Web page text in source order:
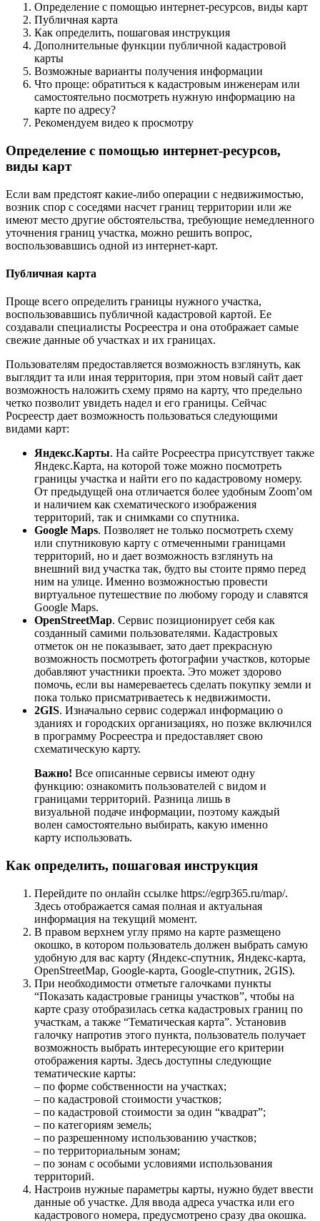
Определение с помощью интернет-ресурсов, виды карт
Публичная карта
Как определить, пошаговая инструкция
Дополнительные функции публичной кадастровой
карты
Возможные варианты получения информации
Что проще: обратиться к кадастровым инженерам или
самостоятельно посмотреть нужную информацию на
карте по адресу?
Рекомендуем видео к просмотру
Определение с помощью интернет-ресурсов,
виды карт
Если вам предстоят какие-либо операции с недвижимостью,
возник спор с соседями насчет границ территории или же
имеют место другие обстоятельства, требующие немедленного
уточнения границ участка, можно решить вопрос,
воспользовавшись одной из интернет-карт.
Публичная карта
Проще всего определить границы нужного участка,
воспользовавшись публичной кадастровой картой. Ее
создавали специалисты Росреестра и она отображает самые
свежие данные об участках и их границах.
Пользователям предоставляется возможность взглянуть, как
выглядит та или иная территория, при этом новый сайт дает
возможность наложить схему прямо на карту, что предельно
четко позволит увидеть надел и его границы. Сейчас
Росреестр дает возможность пользоваться следующими
видами карт:
Яндекс.Карты. На сайте Росреестра присутствует также
Яндекс.Карта, на которой тоже можно посмотреть
границы участка и найти его по кадастровому номеру.
От предыдущей она отличается более удобным Zoom’ом
и наличием как схематического изображения
территорий, так и снимками со спутника.
Google Maps. Позволяет не только посмотреть схему
или спутниковую карту с отмеченными границами
территорий, но и дает возможность взглянуть на
внешний вид участка так, будто вы стоите прямо перед
ним на улице. Именно возможностью провести
виртуальное путешествие по любому городу и славятся
Google Maps.
OpenStreetMap. Сервис позиционирует себя как
созданный самими пользователями. Кадастровых
отметок он не показывает, зато дает прекрасную
возможность посмотреть фотографии участков, которые
добавляют участники проекта. Это может здорово
помочь, если вы намереваетесь сделать покупку земли и
пока только присматриваетесь к недвижимости.
2GIS. Изначально сервис содержал информацию о
зданиях и городских организациях, но позже включился
в программу Росреестра и предоставляет свою
схематическую карту.
Важно! Все описанные сервисы имеют одну
функцию: ознакомить пользователей с видом и
границами территорий. Разница лишь в
визуальной подаче информации, поэтому каждый
волен самостоятельно выбирать, какую именно
карту использовать.
Как определить, пошаговая инструкция
Перейдите по онлайн ссылке https://egrp365.ru/map/.
Здесь отображается самая полная и актуальная
информация на текущий момент.
В правом верхнем углу прямо на карте размещено
окошко, в котором пользователь должен выбрать самую
удобную для вас карту (Яндекс-спутник, Яндекс-карта,
OpenStreetMap, Google-карта, Google-спутник, 2GIS).
При необходимости отметьте галочками пункты
“Показать кадастровые границы участков”, чтобы на
карте сразу отобразилась сетка кадастровых границ по
участкам, а также “Тематическая карта”. Установив
галочку напротив этого пункта, пользователь получает
возможность выбрать интересующие его критерии
отображения карты. Здесь доступны следующие
тематические карты:
– по форме собственности на участках;
– по кадастровой стоимости участков;
– по кадастровой стоимости за один “квадрат”;
– по категориям земель;
– по разрешенному использованию участков;
– по территориальным зонам;
– по зонам с особыми условиями использования
территорий.
Настроив нужные параметры карты, нужно будет ввести
данные об участке. Для ввода адреса участка или его
кадастрового номера, предусмотрено сразу два окошка.